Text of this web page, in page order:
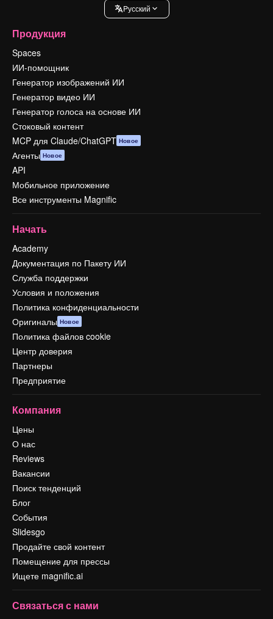
Pусский
Продукция
Spaces
ИИ-помощник
Генератор изображений ИИ
Генератор видео ИИ
Генератор голоса на основе ИИ
Стоковый контент
MCP для Claude/ChatGPT Новое
Агенты Новое
API
Мобильное приложение
Все инструменты Magnific
Начать
Academy
Документация по Пакету ИИ
Служба поддержки
Условия и положения
Политика конфиденциальности
Оригиналы Новое
Политика файлов cookie
Центр доверия
Партнеры
Предприятие
Компания
Цены
О нас
Reviews
Вакансии
Поиск тенденций
Блог
События
Slidesgo
Продайте свой контент
Помещение для прессы
Ищете magnific.ai
Связаться с нами